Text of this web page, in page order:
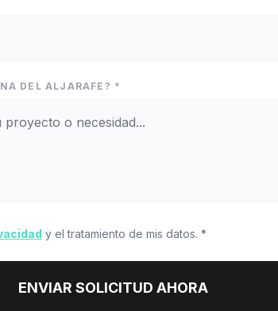
DEL ALJARAFE? *
y el tratamiento de mis datos. *
ENVIAR SOLICITUD AHORA